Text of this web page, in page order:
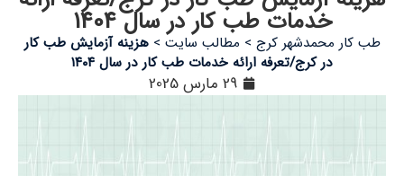
خدمات طب کار در سال 1404
طب کار محمدشهر کرج > مطالب سایت >هزینه آزمایش طب کار
در کرج/تعرفه ارائه خدمات طب کار در سال ۱۴۰۴
29 مارس 2025